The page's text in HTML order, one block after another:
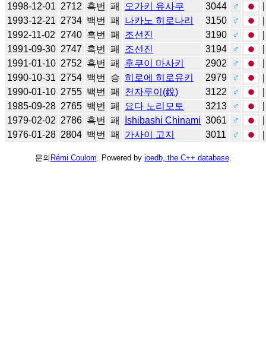
1998-12-01 2712 흑번 패 오가키 유사쿠 3044 ♂
1993-12-21 2734 백번 패 나카노 히로나리 3150 ♂
1992-11-02
2740 흑번 패 조선진 3190 ♂
1991-09-30 2747 흑번 패 조선진 3194 ♂
1991-01-10 2752 흑번 패 후쿠이 마사키 2902 ♂
1990-10-31 2754 백번 승 히로에 히로유키 2979 ♂
1990-01-10 2755 백번 패 천자루이(銳) 3122 ♂
1985-09-28 2765 백번 패 요다 노리모토 3213 ♂
1979-02-02 2786 흑번 패 Ishibashi Chinami 3061 ♂
1976-01-28 2804 백번 패 가사이 고지 3011 ♂
문의 Rémi Coulom . Powered by joedb, the C++ database.